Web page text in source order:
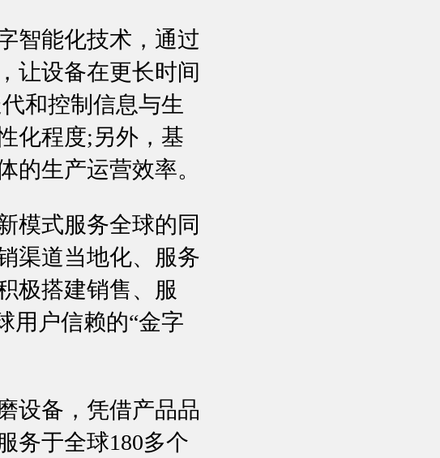
智能化技术，通过
让设备在更长时间
和控制信息与生
化程度;另外，基
的生产运营效率。
模式服务全球的同
渠道当地化、服务
极搭建销售、服
用户信赖的“金字
设备，凭借产品品
务于全球180多个